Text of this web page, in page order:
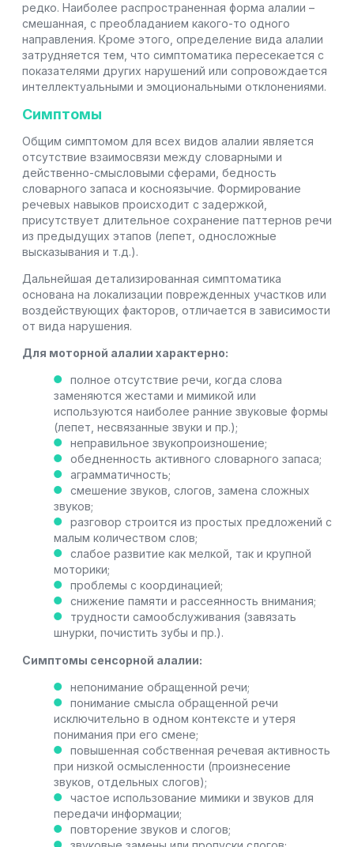
редко. Наиболее распространенная форма алалии –
смешанная, с преобладанием какого-то одного
направления. Кроме этого, определение вида алалии
затрудняется тем, что симптоматика пересекается с
показателями других нарушений или сопровождается
интеллектуальными и эмоциональными отклонениями.
Симптомы
Общим симптомом для всех видов алалии является
отсутствие взаимосвязи между словарными и
действенно-смысловыми сферами, бедность
словарного запаса и косноязычие. Формирование
речевых навыков происходит с задержкой,
присутствует длительное сохранение паттернов речи
из предыдущих этапов (лепет, односложные
высказывания и т.д.).
Дальнейшая детализированная симптоматика
основана на локализации поврежденных участков или
воздействующих факторов, отличается в зависимости
от вида нарушения.
Для моторной алалии характерно:
полное отсутствие речи, когда слова
заменяются жестами и мимикой или
используются наиболее ранние звуковые формы
(лепет, несвязанные звуки и пр.);
неправильное звукопроизношение;
обедненность активного словарного запаса;
аграмматичность;
смешение звуков, слогов, замена сложных
звуков;
разговор строится из простых предложений с
малым количеством слов;
слабое развитие как мелкой, так и крупной
моторики;
проблемы с координацией;
снижение памяти и рассеянность внимания;
трудности самообслуживания (завязать
шнурки, почистить зубы и пр.).
Симптомы сенсорной алалии:
непонимание обращенной речи;
понимание смысла обращенной речи
исключительно в одном контексте и утеря
понимания при его смене;
повышенная собственная речевая активность
при низкой осмысленности (произнесение
звуков, отдельных слогов);
частое использование мимики и звуков для
передачи информации;
повторение звуков и слогов;